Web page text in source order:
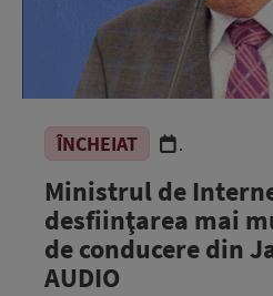
ÎNCHEIAT .
Ministrul de
desfiinţarea mai
de conducere din
AUDIO